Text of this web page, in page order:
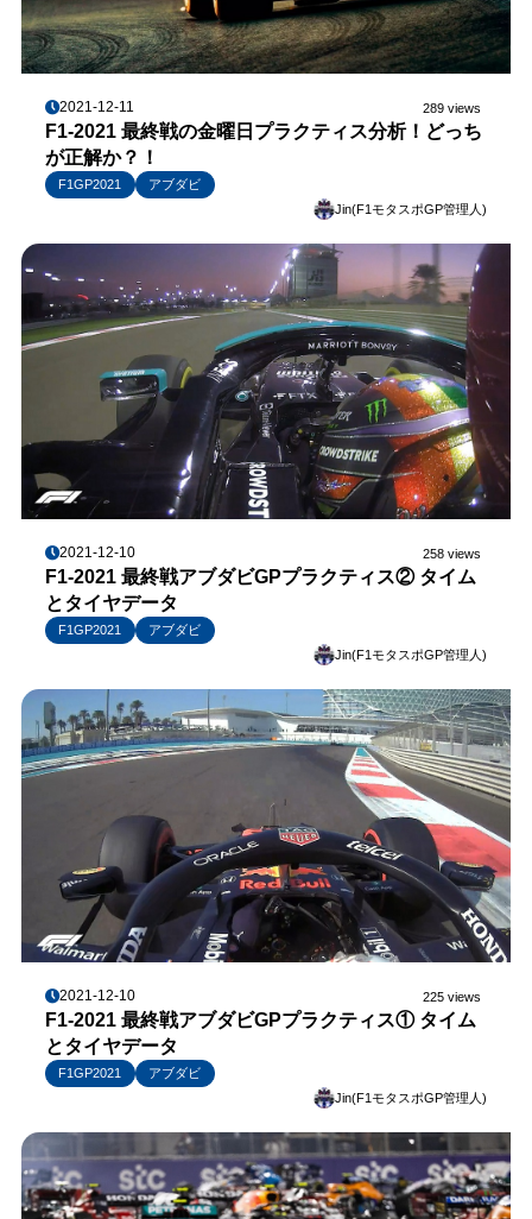
2021-12-11 289 views
F1-2021 最終戦の金曜日プラクティス分析！どっち
が正解か？！
F1GP2021
アブダビ
Jin(F1モタスポGP管理人)
2021-12-10 258 views
F1-2021 最終戦アブダビGPプラクティス② タイム
とタイヤデータ
F1GP2021
アブダビ
Jin(F1モタスポGP管理人)
2021-12-10 225 views
F1-2021 最終戦アブダビGPプラクティス① タイム
とタイヤデータ
F1GP2021
アブダビ
Jin(F1モタスポGP管理人)